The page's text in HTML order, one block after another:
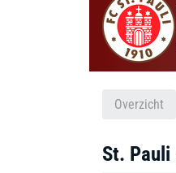
Overzicht
St.